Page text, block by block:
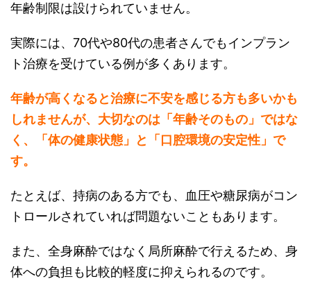
年齢制限は設けられていません。
実際には、70代や80代の患者さんでもインプラン
ト治療を受けている例が多くあります。
年齢が高くなると治療に不安を感じる方も多いかも
しれませんが、大切なのは「年齢そのもの」ではな
く、「体の健康状態」と「口腔環境の安定性」で
す。
たとえば、持病のある方でも、血圧や糖尿病がコン
トロールされていれば問題ないこともあります。
また、全身麻酔ではなく局所麻酔で行えるため、身
体への負担も比較的軽度に抑えられるのです。